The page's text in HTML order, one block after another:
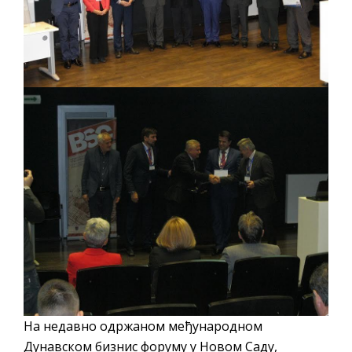
На недавно одржаном међународном
Дунавском бизнис форуму у Новом Саду,